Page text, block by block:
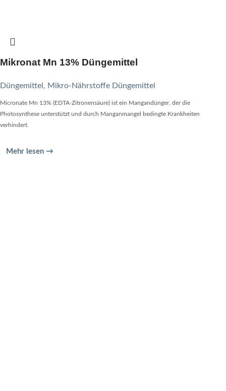
Mikronat Mn 13% Düngemittel
Düngemittel , Mikro-Nährstoffe Düngemittel
Micronate Mn 13% (EDTA-Zitronensäure) ist ein Mangandünger, der die
Photosynthese unterstützt und durch Manganmangel bedingte Krankheiten
verhindert.
Mehr lesen →